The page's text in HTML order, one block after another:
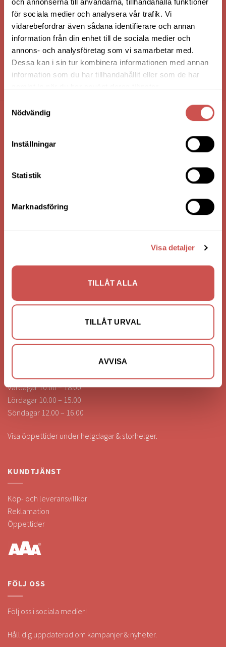
och annonserna till användarna, tillhandahålla funktioner
för sociala medier och analysera vår trafik. Vi
vidarebefordrar även sådana identifierare och annan
information från din enhet till de sociala medier och
annons- och analysföretag som vi samarbetar med.
Dessa kan i sin tur kombinera informationen med annan
information som du har tillhandahållit eller som de har
Nödvändig
Inställningar
Statistik
Marknadsföring
Visa detaljer
TILLÅT ALLA
TILLÅT URVAL
AVVISA
Nilssons Möbler i Lammhult
363 44 Lammhult
Bankgiro: 275-4836
info@nilssonsilammhult.se
Kundtjänst
Vardagar 10.00 – 18.00
Lördagar 10.00 – 15.00
Söndagar 12.00 – 16.00
Visa öppettider under helgdagar & storhelger.
KUNDTJÄNST
Köp- och leveransvillkor
Reklamation
Öppettider
FÖLJ OSS
Följ oss i sociala medier!
Håll dig uppdaterad om kampanjer & nyheter.